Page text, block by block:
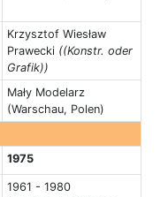
Krzysztof Wiesław
Prawecki ((Konstr. oder
Grafik))
Mały Modelarz
(Warschau, Polen)
1975
1961 - 1980